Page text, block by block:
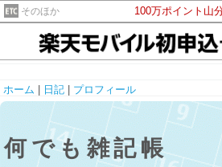
そのほか 100万ポイント山
ホーム
日記 プロフィール
何でも雑記帳